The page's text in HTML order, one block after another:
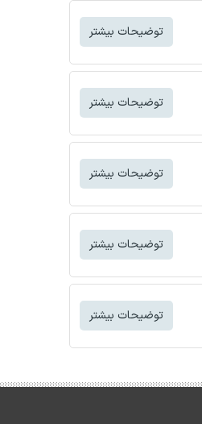
توضیحات بیشتر
توضیحات بیشتر
توضیحات بیشتر
توضیحات بیشتر
توضیحات بیشتر